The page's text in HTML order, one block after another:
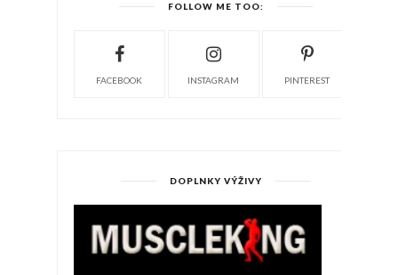
FOLLOW ME TOO:
FACEBOOK INSTAGRAM PINTEREST
DOPLNKY VÝŽIVY